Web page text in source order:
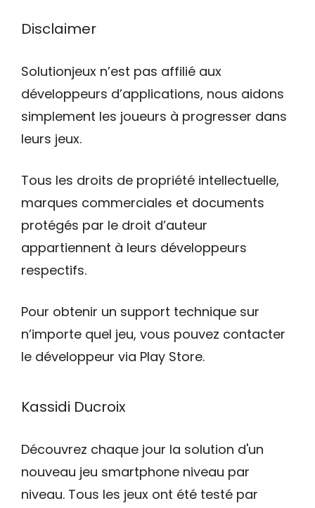
Disclaimer
Solutionjeux n’est pas affilié aux
développeurs d’applications, nous aidons
simplement les joueurs à progresser dans
leurs jeux.
Tous les droits de propriété intellectuelle,
marques commerciales et documents
protégés par le droit d’auteur
appartiennent à leurs développeurs
respectifs.
Pour obtenir un support technique sur
n’importe quel jeu, vous pouvez contacter
le développeur via Play Store.
Kassidi Ducroix
Découvrez chaque jour la solution d'un
nouveau jeu smartphone niveau par
niveau. Tous les jeux ont été testé par